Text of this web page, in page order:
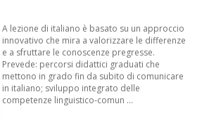
A lezione di italiano è basato su un approccio
innovativo che mira a valorizzare le differenze
e a sfruttare le conoscenze pregresse.
Prevede: percorsi didattici graduati che
mettono in grado fin da subito di comunicare
in italiano; sviluppo integrato delle
competenze linguistico-comun ...